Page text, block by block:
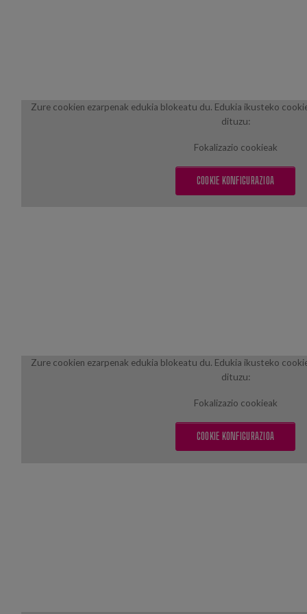
Zure cookien ezarpenak edukia blokeatu du. Edukia ikusteko
dituzu:
Fokalizazio cookieak
COOKIE KONFIGURAZIOA
Zure cookien ezarpenak edukia blokeatu du. Edukia ikusteko
dituzu:
Fokalizazio cookieak
COOKIE KONFIGURAZIOA